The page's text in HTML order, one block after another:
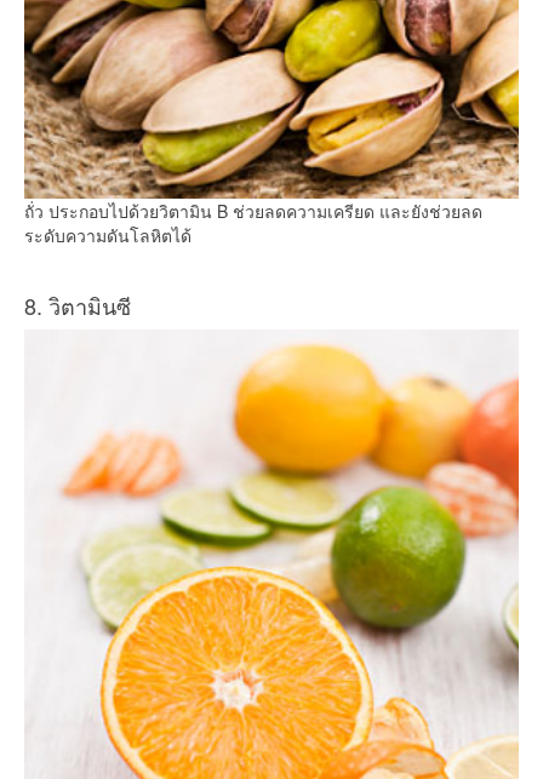
ถั่ว ประกอบไปด้วยวิตามิน B ช่วยลดความเครียด และยังช่วยลด
ระดับความดันโลหิตได้
8. วิตามินซี